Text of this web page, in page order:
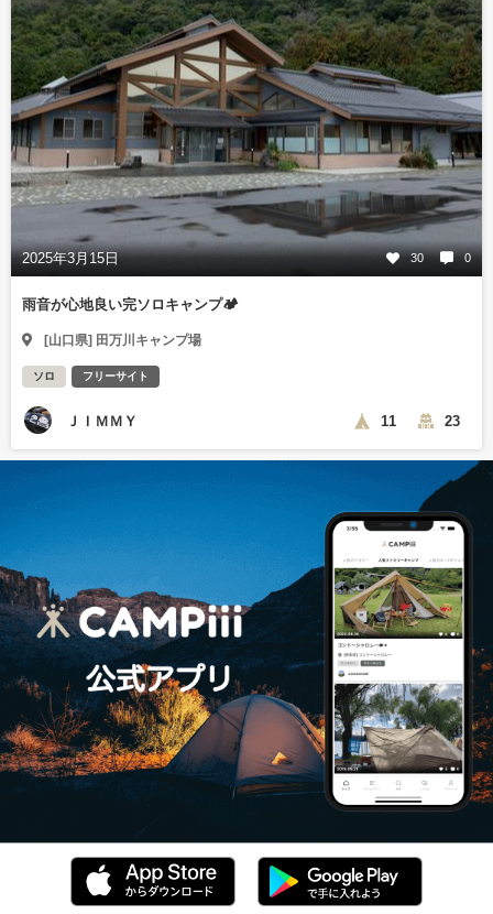
2025年3月15日 30 0
雨音が心地良い完ソロキャンプ🏕️
[山口県] 田万川キャンプ場
ソロ フリーサイト
ＪＩＭＭＹ 11 23